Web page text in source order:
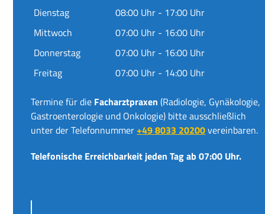
Dienstag
08:00 Uhr - 17:00 Uhr
Mittwoch
07:00 Uhr - 16:00 Uhr
Donnerstag
07:00 Uhr - 16:00 Uhr
Freitag
07:00 Uhr - 14:00 Uhr
Termine für die Facharztpraxen (Radiologie, Gynäkologie,
Gastroenterologie und Onkologie) bitte ausschließlich
unter der Telefonnummer+49 8033 20200vereinbaren.
Telefonische Erreichbarkeit jeden Tag ab 07:00 Uhr.